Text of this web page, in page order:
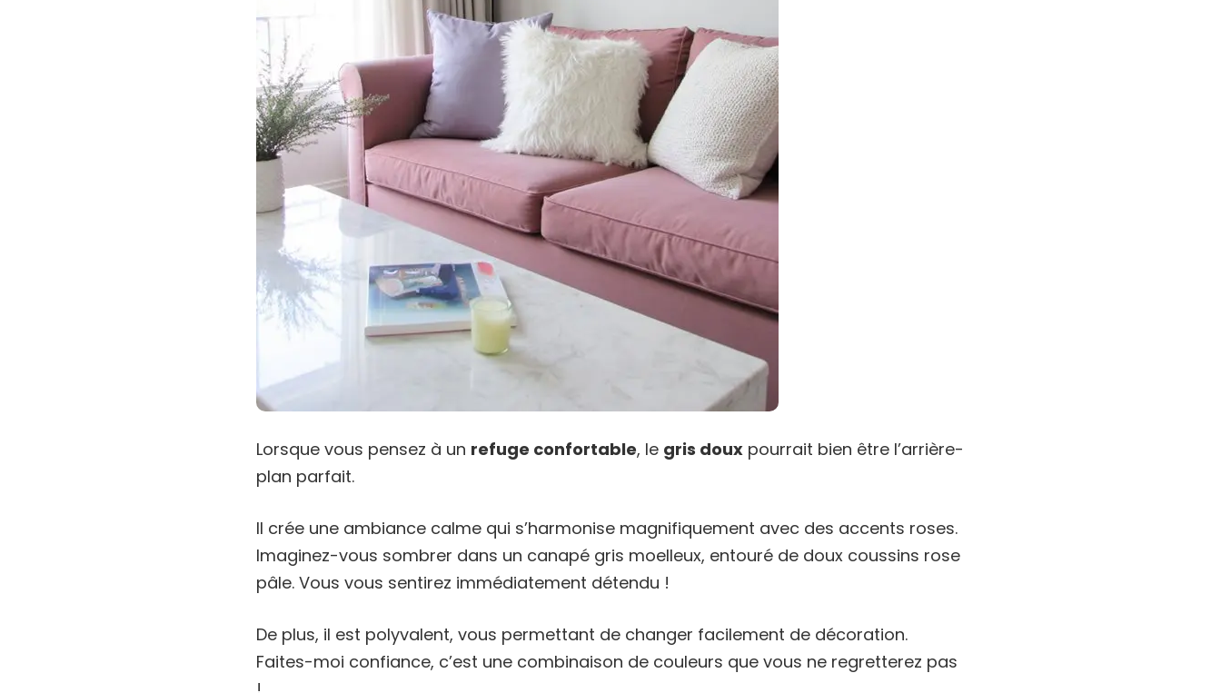
Lorsque vous pensez à un refuge confortable, le gris doux pourrait bien être l’arrière-
plan parfait.
Il crée une ambiance calme qui s’harmonise magnifiquement avec des accents roses.
Imaginez-vous sombrer dans un canapé gris moelleux, entouré de doux coussins rose
pâle. Vous vous sentirez immédiatement détendu !
De plus, il est polyvalent, vous permettant de changer facilement de décoration.
Faites-moi confiance, c’est une combinaison de couleurs que vous ne regretterez pas